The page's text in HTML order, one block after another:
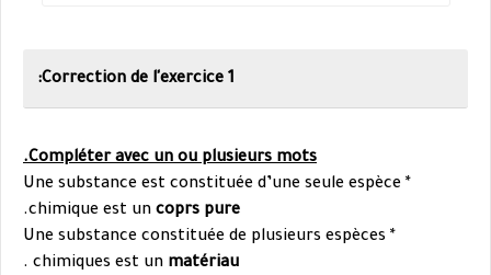
Correction de l'exercice 1:
Compléter avec un ou plusieurs mots.
* Une substance est constituée d’une seule espèce
chimique est un coprs pure
.
* Une substance constituée de plusieurs espèces
chimiques est un matériau
.